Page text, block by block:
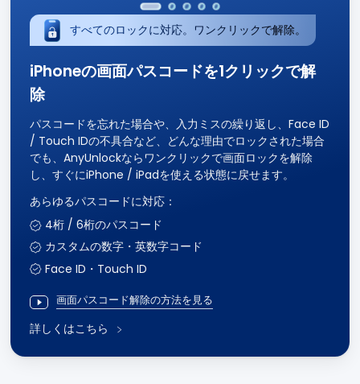
すべてのロックに対応。ワンクリックで解除。
iPhoneの画面パスコードを1クリックで解
除
パスコードを忘れた場合や、入力ミスの繰り返し、Face ID
/ Touch IDの不具合など、どんな理由でロックされた場合
でも、AnyUnlockならワンクリックで画面ロックを解除
し、すぐにiPhone / iPadを使える状態に戻せます。
あらゆるパスコードに対応：
4桁 / 6桁のパスコード
カスタムの数字・英数字コード
Face ID・Touch ID
画面パスコード解除の方法を見る
詳しくはこちら